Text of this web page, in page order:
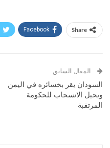
Share
Facebook
المقال السابق
السودان يقر بخسائره في اليمن
ويحيل الانسحاب للحكومة
المرتقبة